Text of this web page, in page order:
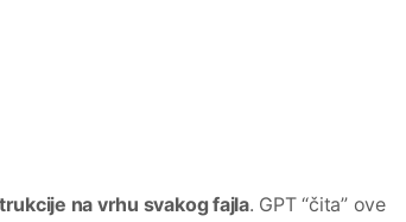
na vrhu svakog fajla. GPT “čita” ove